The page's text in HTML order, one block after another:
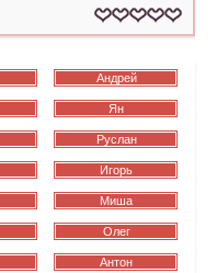
Андрей
Ян
Руслан
Игорь
Миша
Олег
Антон